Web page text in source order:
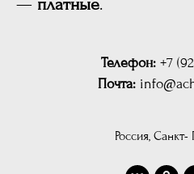
— платные.
Телефон: +7
Почта:
Россия, Санкт-